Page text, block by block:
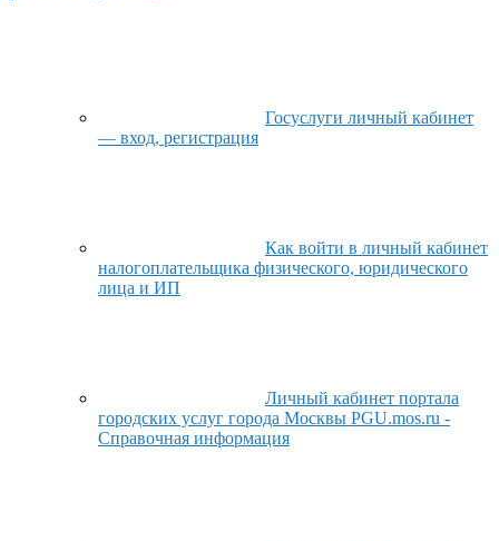
Госуслуги личный кабинет
— вход, регистрация
Как войти в личный кабинет
налогоплательщика физического, юридического
лица и ИП
Личный кабинет портала
городских услуг города Москвы PGU.mos.ru -
Справочная информация